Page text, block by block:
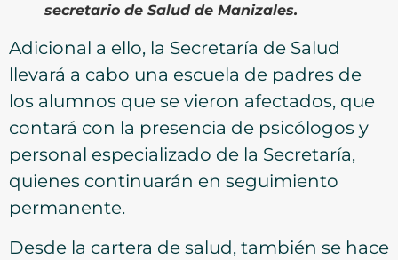
secretario de Salud de Manizales.
Adicional a ello, la Secretaría de Salud
llevará a cabo una escuela de padres de
los alumnos que se vieron afectados, que
contará con la presencia de psicólogos y
personal especializado de la Secretaría,
quienes continuarán en seguimiento
permanente.
Desde la cartera de salud, también se hace